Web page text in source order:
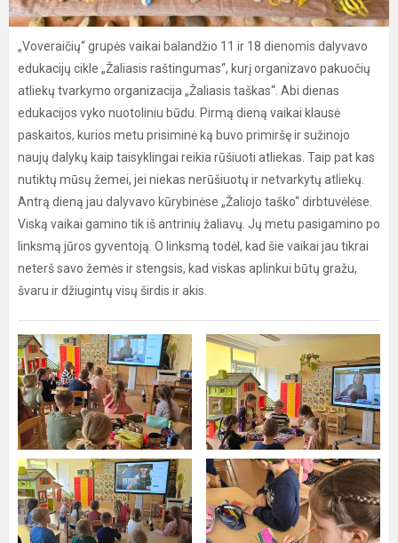
„Voveraičių“ grupės vaikai balandžio 11 ir 18 dienomis dalyvavo
edukacijų cikle „Žaliasis raštingumas“, kurį organizavo pakuočių
atliekų tvarkymo organizacija „Žaliasis taškas“. Abi dienas
edukacijos vyko nuotoliniu būdu. Pirmą dieną vaikai klausė
paskaitos, kurios metu prisiminė ką buvo primiršę ir sužinojo
naujų dalykų kaip taisyklingai reikia rūšiuoti atliekas. Taip pat kas
nutiktų mūsų žemei, jei niekas nerūšiuotų ir netvarkytų atliekų.
Antrą dieną jau dalyvavo kūrybinėse „Žaliojo taško“ dirbtuvėlėse.
Viską vaikai gamino tik iš antrinių žaliavų. Jų metu pasigamino po
linksmą jūros gyventoją. O linksmą todėl, kad šie vaikai jau tikrai
neterš savo žemės ir stengsis, kad viskas aplinkui būtų gražu,
švaru ir džiugintų visų širdis ir akis.